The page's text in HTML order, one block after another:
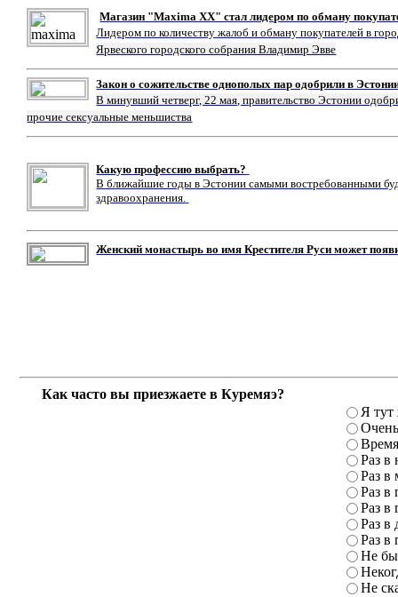
Магазин "Maxima XX" стал лидером по обману
Лидером по количеству жалоб и обману покупателей в
Ярвеского городского собрания Владимир Эвве
Закон о сожительстве однополых пар одобрили в
В минувший четверг, 22 мая, правительство Эстонии
прочие сексуальные меньшиства
Какую профессию выбрать?
В ближайшие годы в Эстонии самыми востребованными
здравоохранения.
Женский монастырь во имя Крестителя Руси может
Как часто вы приезжаете в Куремяэ?
Я тут
Раз в
Раз в
Раз в
Раз в
Раз в
Раз в
Не
Не